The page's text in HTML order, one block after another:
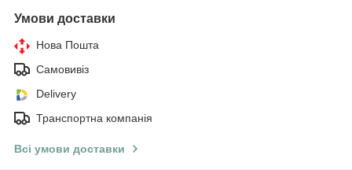
Умови доставки
Нова Пошта
Самовивіз
Delivery
Транспортна компанія
Всі умови доставки